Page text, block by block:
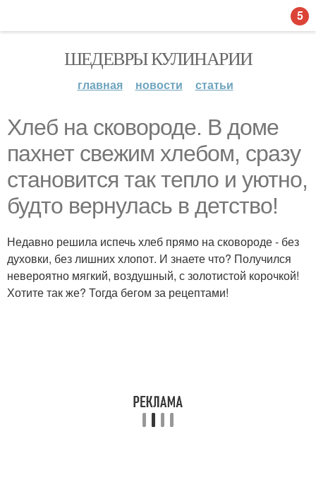
ШЕДЕВРЫ КУЛИНАРИИ
главная новости статьи
Хлеб на сковороде. В доме
пахнет свежим хлебом, сразу
становится так тепло и уютно,
будто вернулась в детство!
Недавно решила испечь хлеб прямо на сковороде - без
духовки, без лишних хлопот. И знаете что? Получился
невероятно мягкий, воздушный, с золотистой корочкой!
Хотите так же? Тогда бегом за рецептами!
5